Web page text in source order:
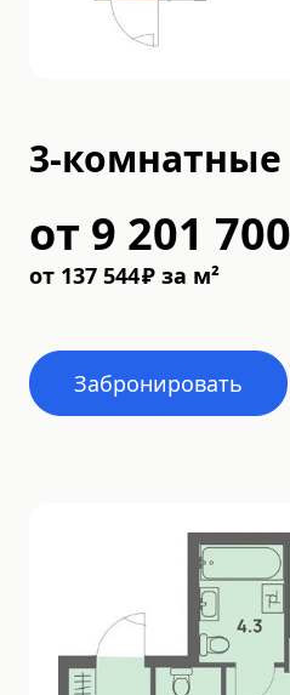
3-
от 9 201 700
от 137 544₽ за м²
Забронировать